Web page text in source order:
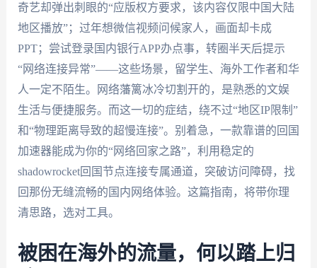
奇艺却弹出刺眼的“应版权方要求，该内容仅限中国大陆
地区播放”；过年想微信视频问候家人，画面却卡成
PPT；尝试登录国内银行APP办点事，转圈半天后提示
“网络连接异常”——这些场景，留学生、海外工作者和华
人一定不陌生。网络藩篱冰冷切割开的，是熟悉的文娱
生活与便捷服务。而这一切的症结，绕不过“地区IP限制”
和“物理距离导致的超慢连接”。别着急，一款靠谱的回国
加速器能成为你的“网络回家之路”，利用稳定的
shadowrocket回国节点连接专属通道，突破访问障碍，找
回那份无缝流畅的国内网络体验。这篇指南，将带你理
清思路，选对工具。
被困在海外的流量，何以踏上归